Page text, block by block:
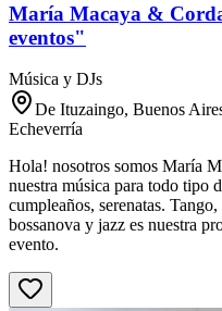
María Macaya &
eventos"
Música y DJs
De Ituzaingo, Buenos
Echeverría
Hola! nosotros somos María
nuestra música para todo tipo
cumpleaños, serenatas.
bossanova y jazz es nuestra
evento.